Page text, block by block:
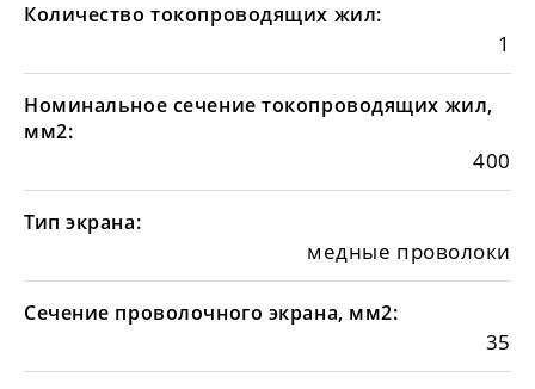
Количество токопроводящих жил:
1
Номинальное сечение токопроводящих жил,
мм2:
400
Тип экрана:
медные проволоки
Сечение проволочного экрана, мм2:
35